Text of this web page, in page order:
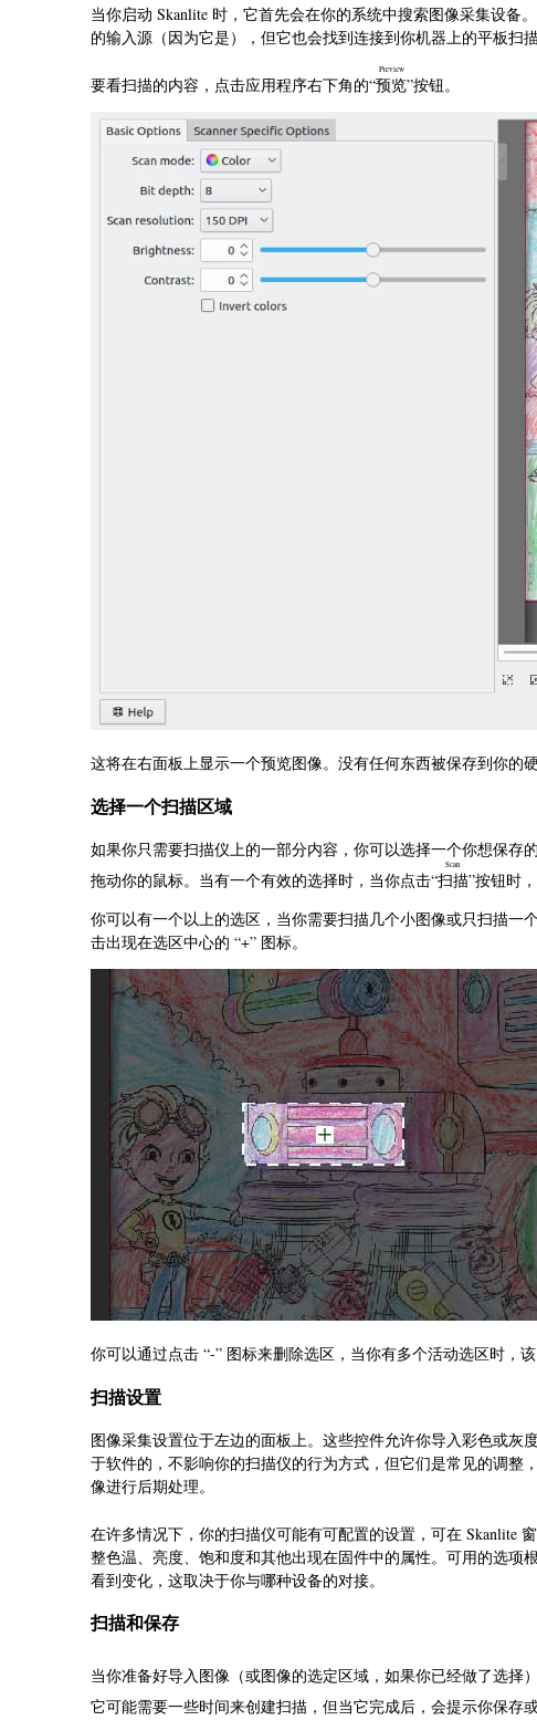
当你启动 Skanlite 时，它首先会在你的系统中搜索图像采集设备
的输入源（因为它是），但它也会找到连接到你机器上的平板扫
要看扫描的内容，点击应用程序右下角的“预览
Preview
”按钮。
这将在右面板上显示一个预览图像。没有任何东西被保存到你的
选择一个扫描区域
如果你只需要扫描仪上的一部分内容，你可以选择一个你想保
拖动你的鼠标。当有一个有效的选择时，当你点击“扫描
Scan
”按钮时
你可以有一个以上的选区，当你需要扫描几个小图像或只扫描一
击出现在选区中心的 “+” 图标。
你可以通过点击 “-” 图标来删除选区，当你有多个活动选区时，该
扫描设置
图像采集设置位于左边的面板上。这些控件允许你导入彩色或
于软件的，不影响你的扫描仪的行为方式，但它们是常见的调整
像进行后期处理。
在许多情况下，你的扫描仪可能有可配置的设置，可在 Skanlite
整色温、亮度、饱和度和其他出现在固件中的属性。可用的选
看到变化，这取决于你与哪种设备的对接。
扫描和保存
当你准备好导入图像（或图像的选定区域，如果你已经做了选择
它可能需要一些时间来创建扫描，但当它完成后，会提示你保存